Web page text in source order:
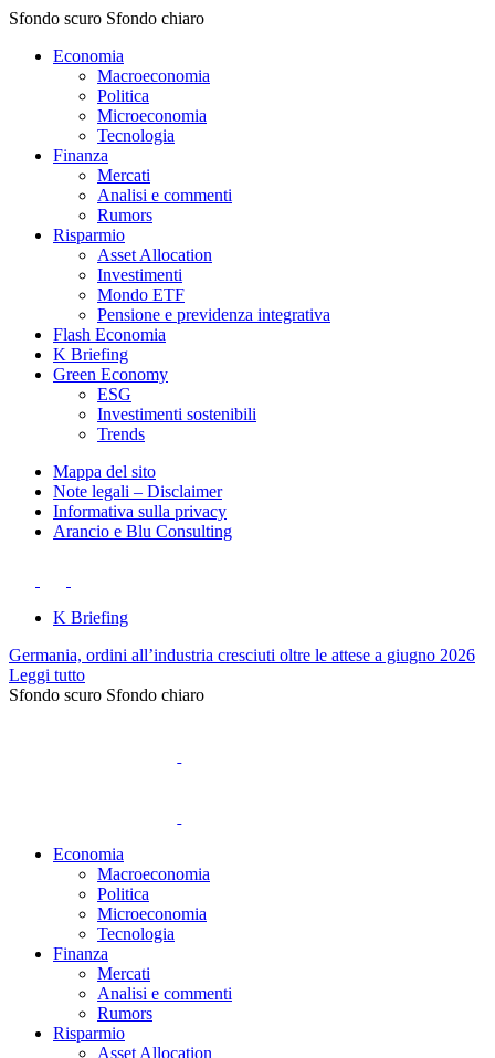
Sfondo scuro Sfondo chiaro
Economia
Macroeconomia
Politica
Microeconomia
Tecnologia
Finanza
Mercati
Analisi e commenti
Rumors
Risparmio
Asset Allocation
Investimenti
Mondo ETF
Pensione e previdenza integrativa
Flash Economia
K Briefing
Green Economy
ESG
Investimenti sostenibili
Trends
Mappa del sito
Note legali – Disclaimer
Informativa sulla privacy
Arancio e Blu Consulting
K Briefing
Germania, ordini all’industria cresciuti oltre le attese a giugno 2026
Leggi tutto
Sfondo scuro Sfondo chiaro
Economia
Macroeconomia
Politica
Microeconomia
Tecnologia
Finanza
Mercati
Analisi e commenti
Rumors
Risparmio
Asset Allocation